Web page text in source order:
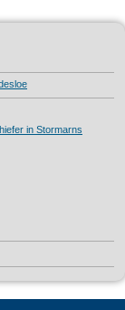
in Stormarns